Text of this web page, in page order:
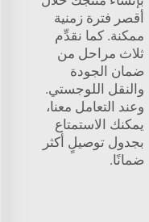
أقصر فترة زمنية
ممكنة. كما نقدِّم
ثلاث مراحل من
ضمان الجودة
والنقل اللوجستي.
وعند التعامل معنا،
يمكنك الاستمتاع
بجدول توصيلٍ أكثر
ضمانًا.